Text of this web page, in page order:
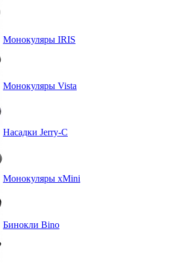
Монокуляры IRIS
Монокуляры Vista
Насадки Jerry-C
Монокуляры xMini
Бинокли Bino